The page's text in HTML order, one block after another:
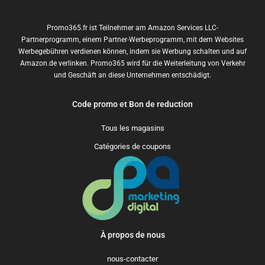
Promo365.fr ist Teilnehmer am Amazon Services LLC-
Partnerprogramm, einem Partner-Werbeprogramm, mit dem Websites
Werbegebühren verdienen können, indem sie Werbung schalten und auf
Amazon.de verlinken. Promo365 wird für die Weiterleitung von Verkehr
und Geschäft an diese Unternehmen entschädigt.
Code promo et Bon de reduction
Tous les magasins
Catégories de coupons
À propos de nous
nous-contacter